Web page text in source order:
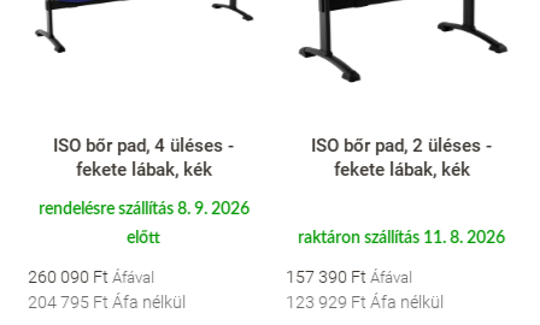
ISO bőr pad, 4 üléses -
fekete lábak, kék
rendelésre szállítás 8. 9. 2026
előtt
260 090 Ft
204 795 FtÁfa nélkül
ISO bőr pad, 2 üléses -
fekete lábak, kék
raktáron szállítás 11. 8. 2026
157 390 Ft
123 929 FtÁfa nélkül